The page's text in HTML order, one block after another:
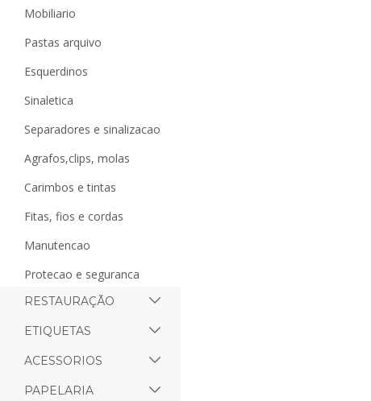
mobiliario
pastas arquivo
esquerdinos
sinaletica
separadores e sinalizacao
agrafos,clips, molas
carimbos e tintas
fitas, fios e cordas
manutencao
protecao e seguranca
RESTAURAÇÃO
ETIQUETAS
ACESSORIOS
PAPELARIA